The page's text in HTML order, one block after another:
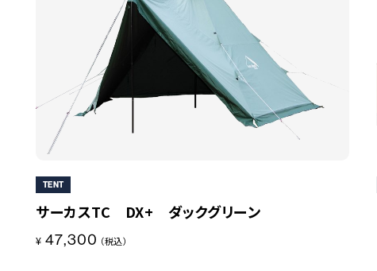
TENT
サーカスTC DX+ ダックグリーン
¥ 47,300 （税込）